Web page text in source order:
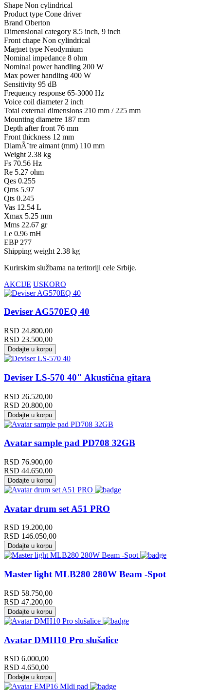
Shape Non cylindrical
Product type Cone driver
Brand Oberton
Dimensional category 8.5 inch, 9 inch
Front chape Non cylindrical
Magnet type Neodymium
Nominal impedance 8 ohm
Nominal power handling 200 W
Max power handling 400 W
Sensitivity 95 dB
Frequency response 65-3000 Hz
Voice coil diameter 2 inch
Total external dimensions 210 mm / 225 mm
Mounting diametre 187 mm
Depth after front 76 mm
Front thickness 12 mm
DiamÃ¨tre aimant (mm) 110 mm
Weight 2.38 kg
Fs 70.56 Hz
Re 5.27 ohm
Qes 0.255
Qms 5.97
Qts 0.245
Vas 12.54 L
Xmax 5.25 mm
Mms 22.67 gr
Le 0.96 mH
EBP 277
Shipping weight 2.38 kg
Kurirskim službama na teritoriji cele Srbije.
AKCIJE USKORO
Deviser AG570EQ 40
RSD 24.800,00
RSD 23.500,00
Dodajte u korpu
Deviser LS-570 40" Akustična gitara
RSD 26.520,00
RSD 20.800,00
Dodajte u korpu
Avatar sample pad PD708 32GB
RSD 76.900,00
RSD 44.650,00
Dodajte u korpu
Avatar drum set A51 PRO
RSD 19.200,00
RSD 146.050,00
Dodajte u korpu
Master light MLB280 280W Beam -Spot
RSD 58.750,00
RSD 47.200,00
Dodajte u korpu
Avatar DMH10 Pro slušalice
RSD 6.000,00
RSD 4.650,00
Dodajte u korpu